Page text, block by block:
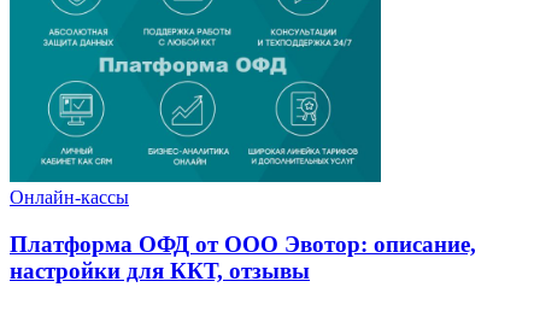
Онлайн-кассы
Платформа ОФД от ООО Эвотор: описание,
настройки для ККТ, отзывы